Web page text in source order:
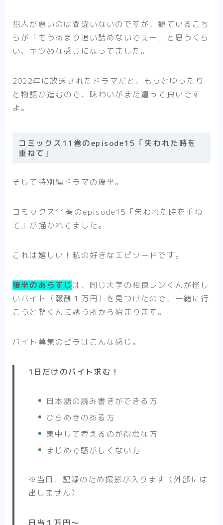
犯人が悪いのは間違いないのですが、観ているこち
らが「もうあまり追い詰めないでぇー」と思うくら
い、キツめな感じになってました。
2022年に放送されたドラマだと、もっとゆったり
と物語が進むので、味わいがまた違って良いです
よ。
コミックス11巻のepisode15「失われた時を
重ねて」
そして特別編ドラマの後半。
コミックス11巻のepisode15「失われた時を重ね
て」が描かれてました。
これは嬉しい！私の好きなエピソードです。
後半のあらすじは、同じ大学の相良レンくんが怪し
いバイト（報酬１万円）を見つけたので、一緒に行
こうと整くんに誘う所から始まります。
バイト募集のビラはこんな感じ。
1日だけのバイト求む！
日本語の読み書きができる方
ひらめきのある方
集中して考えるのが得意な方
まじめで騒がしくない方
※当日、記録のため撮影が入ります（外部には
出しません）
日当１万円〜